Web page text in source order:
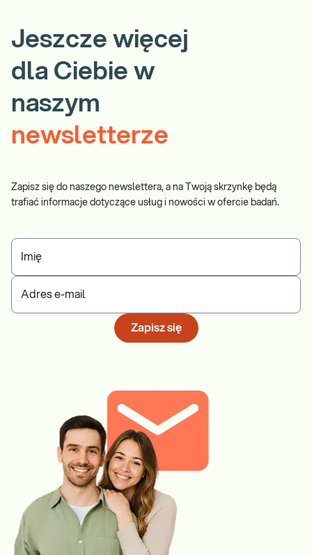
Jeszcze więcej
dla Ciebie w
naszym
newsletterze
Zapisz się do naszego newslettera, a na Twoją skrzynkę będą
trafiać informacje dotyczące usług i nowości w ofercie badań.
Imię
Adres e-mail
Zapisz się